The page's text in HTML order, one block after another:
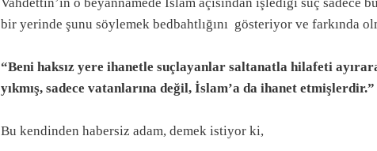
Vahdettin’in o beyannamede İslam açısından işlediği suç sadece
bir yerinde şunu söylemek bedbahtlığını gösteriyor ve farkında
“Beni haksız yere ihanetle suçlayanlar saltanatla hilafeti
yıkmış, sadece vatanlarına değil, İslam’a da ihanet etmişlerdir.”
Bu kendinden habersiz adam, demek istiyor ki,